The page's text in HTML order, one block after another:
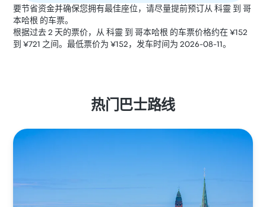
要节省资金并确保您拥有最佳座位，请尽量提前预订从 科靈 到 哥
本哈根 的车票。
根据过去 2 天的票价，从 科靈 到 哥本哈根 的车票价格约在 ¥152
到 ¥721 之间。最低票价为 ¥152，发车时间为 2026-08-11。
热门巴士路线